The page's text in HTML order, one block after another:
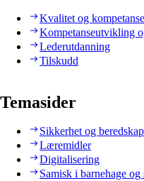
Kvalitet og kompetanse
Kompetanseutvikling
Lederutdanning
Tilskudd
Temasider
Sikkerhet og beredskap
Læremidler
Digitalisering
Samisk i barnehage og